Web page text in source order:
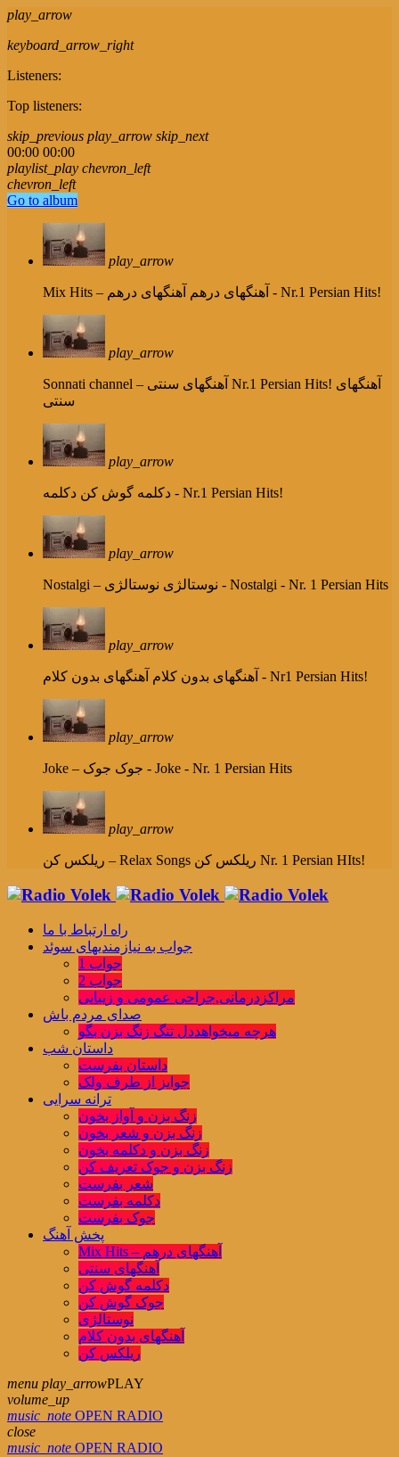
play_arrow
keyboard_arrow_right
Listeners:
Top listeners:
skip_previous play_arrow skip_next
00:00 00:00
playlist_play chevron_left
chevron_left
Go to album
play_arrow
Mix Hits – آهنگهای درهم آهنگهای درهم - Nr.1 Persian Hits!
play_arrow
Sonnati channel – آهنگهای سنتی Nr.1 Persian Hits! آهنگهای
سنتی
play_arrow
دکلمه گوش کن دکلمه - Nr.1 Persian Hits!
play_arrow
Nostalgi – نوستالژی نوستالژی - Nostalgi - Nr. 1 Persian Hits
play_arrow
آهنگهای بدون کلام آهنگهای بدون کلام - Nr1 Persian Hits!
play_arrow
Joke – جوک جوک - Joke - Nr. 1 Persian Hits
play_arrow
ریلکس کن – Relax Songs ریلکس کن Nr. 1 Persian HIts!
راه ارتباط با ما
جواب به نیازمندیهای سوئد
جواب 1
جواب 2
مراکزدرمانی,جراحی عمومی و زیبایی
صدای مردم باش
هرچه میخواهددل تنگ زنگ بزن بگو
داستان شب
داستان بفرست
جوایز از طرف ولک
ترانه سرایی
زنگ بزن و آواز بخون
زنگ بزن و شعر بخون
زنگ بزن و دکلمه بخون
زنگ بزن و جوک تعریف کن
شعر بفرست
دکلمه بفرست
جوک بفرست
پخش آهنگ
Mix Hits – آهنگهای درهم
آهنگهای سنتی
دکلمه گوش کن
جوک گوش کن
نوستالژی
آهنگهای بدون کلام
ریلکس کن
menu play_arrowPLAY
volume_up
music_note OPEN RADIO
close
music_note OPEN RADIO